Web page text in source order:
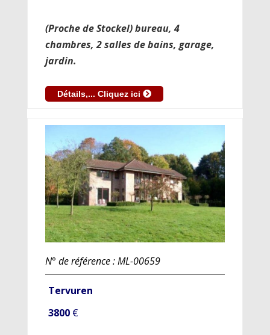
(Proche de Stockel) bureau, 4
chambres, 2 salles de bains, garage,
jardin.
Détails,... Cliquez ici
N° de référence : ML-00659
Tervuren
3800€